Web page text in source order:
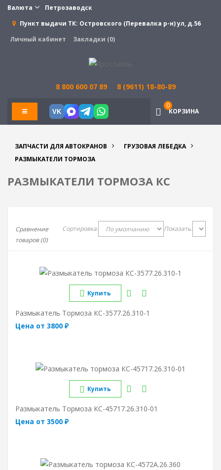
Валюта
Петрозаводск
Пункт выдачи ТК: Островского (Перевалка р-н) ул, д.56
Личный кабинет
Закладки (0)
8 800 600 07 89 8 (9611) 18-80-89
VK КОРЗИНА
0
ЗАПЧАСТИ ДЛЯ АВТОКРАНОВ
ГРУЗОВАЯ ЛЕБЕДКА
РАЗМЫКАТЕЛИ ТОРМОЗА
РАЗМЫКАТЕЛИ ТОРМОЗА КС
Сравнение
товаров (0)
Сортировка: Показать:
Купить
Размыкатель Тормоза КС-3577.26.310-1
Цена от 3800 ₽
Купить
Размыкатель Тормоза КС-45717.26.310-01
Цена от 3500 ₽